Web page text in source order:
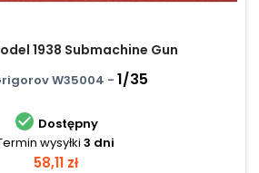
1938 Submachine Gun
W35004 - 1/35
 Dostępny
wysyłki 3 dni
Cena
58,11 zł